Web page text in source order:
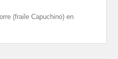
(fraile Capuchino) en